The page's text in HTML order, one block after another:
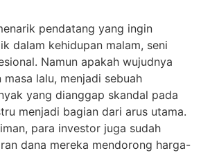
pendatang yang ingin
dalam kehidupan malam, seni
Namun apakah wujudnya
masa lalu, menjadi sebuah
yang dianggap skandal pada
menjadi bagian dari arus utama.
para investor juga sudah
dana mereka mendorong harga-